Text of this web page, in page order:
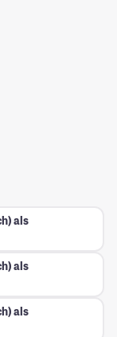
als
als
als